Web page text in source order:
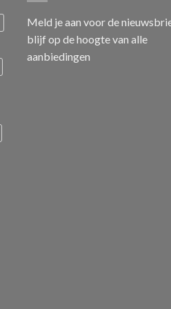
Meld je aan voor de
blijf op de hoogte van alle
aanbiedingen